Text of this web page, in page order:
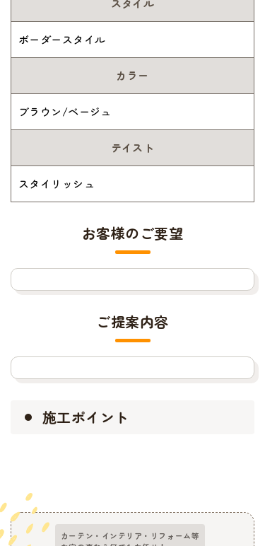
スタイル
ボーダースタイル
カラー
ブラウン/ベージュ
テイスト
スタイリッシュ
お客様のご要望
ご提案内容
施工ポイント
カーテン・インテリア・リフォーム等